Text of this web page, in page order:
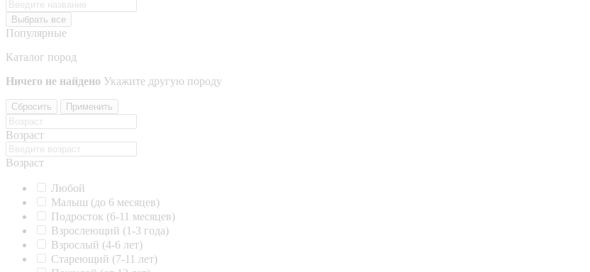
Выбрать все
Популярные
Каталог пород
Ничего не найдено Укажите другую породу
Сбросить Применить
Возраст
Возраст
Любой
Малыш (до 6 месяцев)
Подросток (6-11 месяцев)
Взрослеющий (1-3 года)
Взрослый (4-6 лет)
Стареющий (7-11 лет)